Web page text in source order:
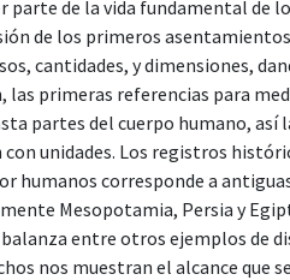
parte de la vida fundamental
de los primeros
cantidades, y dimensiones,
las primeras referencias para
partes del cuerpo humano,
con unidades. Los registros
humanos corresponde a
Mesopotamia, Persia y
entre otros ejemplos de
nos muestran el alcance que